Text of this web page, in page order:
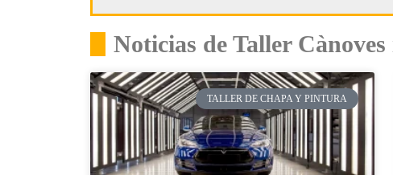
Noticias de Taller Cànoves
TALLER DE CHAPA Y PINTURA